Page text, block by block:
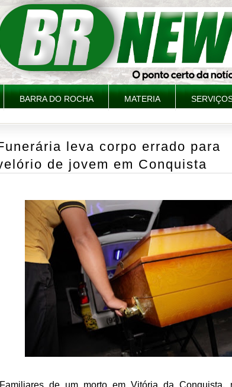
BARRA DO ROCHA MATERIA
leva corpo errado para
de jovem em Conquista
Familiares de um morto em Vitória da Conquista,